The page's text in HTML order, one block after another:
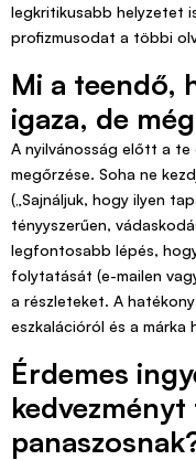
legkritikusabb helyzetet
profizmusodat a többi
Mi a teendő,
igaza, de
A nyilvánosság előtt a te
megőrzése. Soha ne
(„Sajnáljuk, hogy ilyen
tényyszerűen,
legfontosabb lépés,
folytatását (e-mailen
a részleteket. A hatékony
eszkalációról és a márka
Érdemes